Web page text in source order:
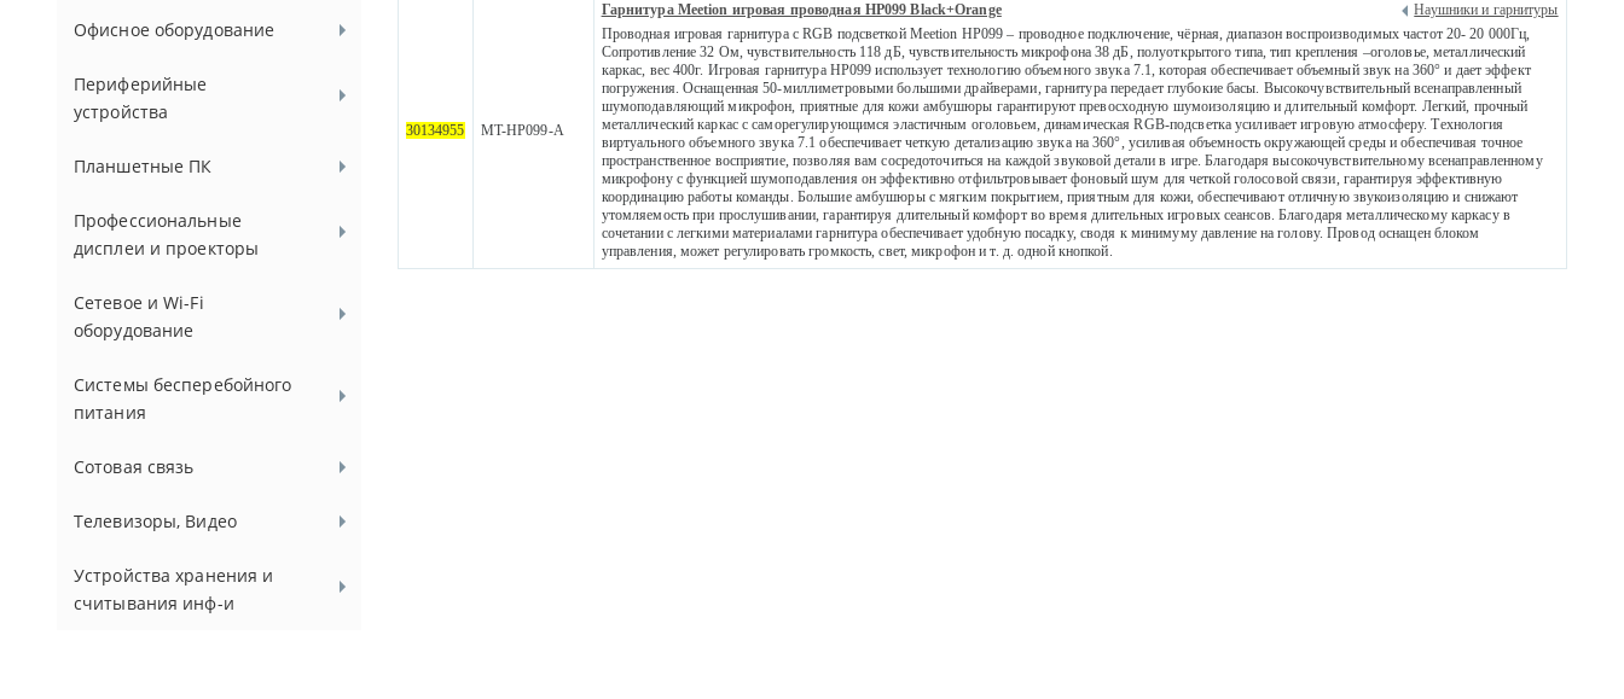
Офисное оборудование
Периферийные
устройства
Планшетные ПК
Профессиональные
дисплеи и проекторы
Сетевое и Wi-Fi
оборудование
Системы бесперебойного
питания
Сотовая связь
Телевизоры, Видео
Устройства хранения и
считывания инф-и
30134955 MT-HP099-A
Гарнитура Meetion игровая проводная HP099 Black+Orange
Наушники и гарнитуры
Проводная игровая гарнитура с RGB подсветкой Meetion HP099 – проводное подключение, чёрная, диапазон воспроизводимых частот 20- 20 000Гц,
Сопротивление 32 Ом, чувствительность 118 дБ, чувствительность микрофона 38 дБ, полуоткрытого типа, тип крепления –оголовье, металлический
каркас, вес 400г. Игровая гарнитура HP099 использует технологию объемного звука 7.1, которая обеспечивает объемный звук на 360° и дает эффект
погружения. Оснащенная 50-миллиметровыми большими драйверами, гарнитура передает глубокие басы. Высокочувствительный всенаправленный
шумоподавляющий микрофон, приятные для кожи амбушюры гарантируют превосходную шумоизоляцию и длительный комфорт. Легкий, прочный
металлический каркас с саморегулирующимся эластичным оголовьем, динамическая RGB-подсветка усиливает игровую атмосферу. Технология
виртуального объемного звука 7.1 обеспечивает четкую детализацию звука на 360°, усиливая объемность окружающей среды и обеспечивая точное
пространственное восприятие, позволяя вам сосредоточиться на каждой звуковой детали в игре. Благодаря высокочувствительному всенаправленному
микрофону с функцией шумоподавления он эффективно отфильтровывает фоновый шум для четкой голосовой связи, гарантируя эффективную
координацию работы команды. Большие амбушюры с мягким покрытием, приятным для кожи, обеспечивают отличную звукоизоляцию и снижают
утомляемость при прослушивании, гарантируя длительный комфорт во время длительных игровых сеансов. Благодаря металлическому каркасу в
сочетании с легкими материалами гарнитура обеспечивает удобную посадку, сводя к минимуму давление на голову. Провод оснащен блоком
управления, может регулировать громкость, свет, микрофон и т. д. одной кнопкой.